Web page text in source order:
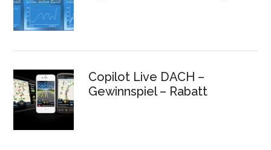
Copilot Live DACH –
Gewinnspiel – Rabatt